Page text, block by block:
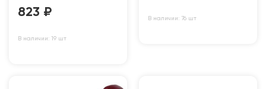
823 ₽
В наличии: 19 шт
В наличии: 76 шт